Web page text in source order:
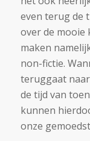
even terug de
over de mooie
maken
non-fictie.
teruggaat
de tijd van
kunnen
onze